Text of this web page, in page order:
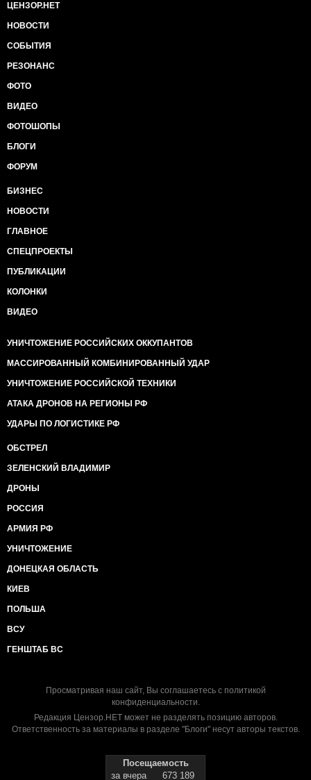
ЦЕНЗОР.НЕТ
НОВОСТИ
СОБЫТИЯ
РЕЗОНАНС
ФОТО
ВИДЕО
ФОТОШОПЫ
БЛОГИ
ФОРУМ
БИЗНЕС
НОВОСТИ
ГЛАВНОЕ
СПЕЦПРОЕКТЫ
ПУБЛИКАЦИИ
КОЛОНКИ
ВИДЕО
УНИЧТОЖЕНИЕ РОССИЙСКИХ ОККУПАНТОВ
МАССИРОВАННЫЙ КОМБИНИРОВАННЫЙ УДАР
УНИЧТОЖЕНИЕ РОССИЙСКОЙ ТЕХНИКИ
АТАКА ДРОНОВ НА РЕГИОНЫ РФ
УДАРЫ ПО ЛОГИСТИКЕ РФ
ОБСТРЕЛ
ЗЕЛЕНСКИЙ ВЛАДИМИР
ДРОНЫ
РОССИЯ
АРМИЯ РФ
УНИЧТОЖЕНИЕ
ДОНЕЦКАЯ ОБЛАСТЬ
КИЕВ
ПОЛЬША
ВСУ
ГЕНШТАБ ВС
Просматривая наш сайт, Вы соглашаетесь с политикой
конфиденциальности.
Редакция Цензор.НЕТ может не разделять позицию авторов.
Ответственность за материалы в разделе "Блоги" несут авторы текстов.
Посещаемость
за вчера
673 189